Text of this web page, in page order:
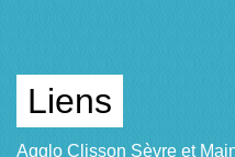
Liens
Agglo Clisson Sèvre et